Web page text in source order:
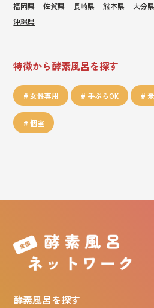
福岡県 佐賀県 長崎県 熊本県 大分県
沖縄県
特徴から酵素風呂を探す
女性専用 手ぶらOK
個室
酵素風呂を探す